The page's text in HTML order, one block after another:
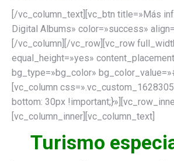
[/vc_column_text][vc_btn title=»Más
Digital Albums» color=»success»
[/vc_column][/vc_row][vc_row
equal_height=»yes»
bg_type=»bg_color»
[vc_column
bottom: 30px
[vc_column_inner][vc_column_text]
Turismo